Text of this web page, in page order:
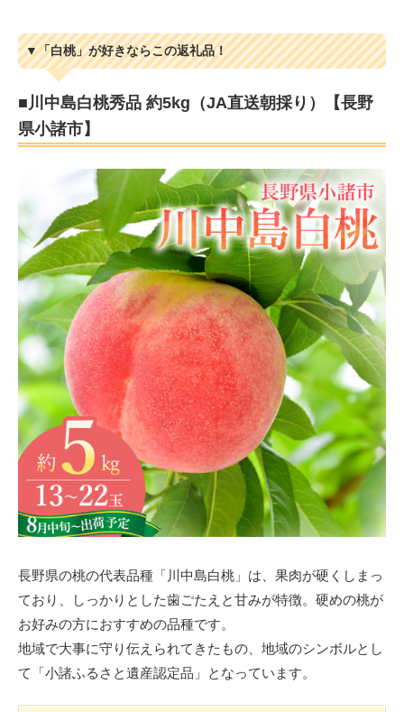
▼「白桃」が好きならこの返礼品！
■川中島白桃秀品 約5kg（JA直送朝採り）【長野
県小諸市】
長野県の桃の代表品種「川中島白桃」は、果肉が硬くしまっ
ており、しっかりとした歯ごたえと甘みが特徴。硬めの桃が
お好みの方におすすめの品種です。
地域で大事に守り伝えられてきたもの、地域のシンボルとし
て「小諸ふるさと遺産認定品」となっています。